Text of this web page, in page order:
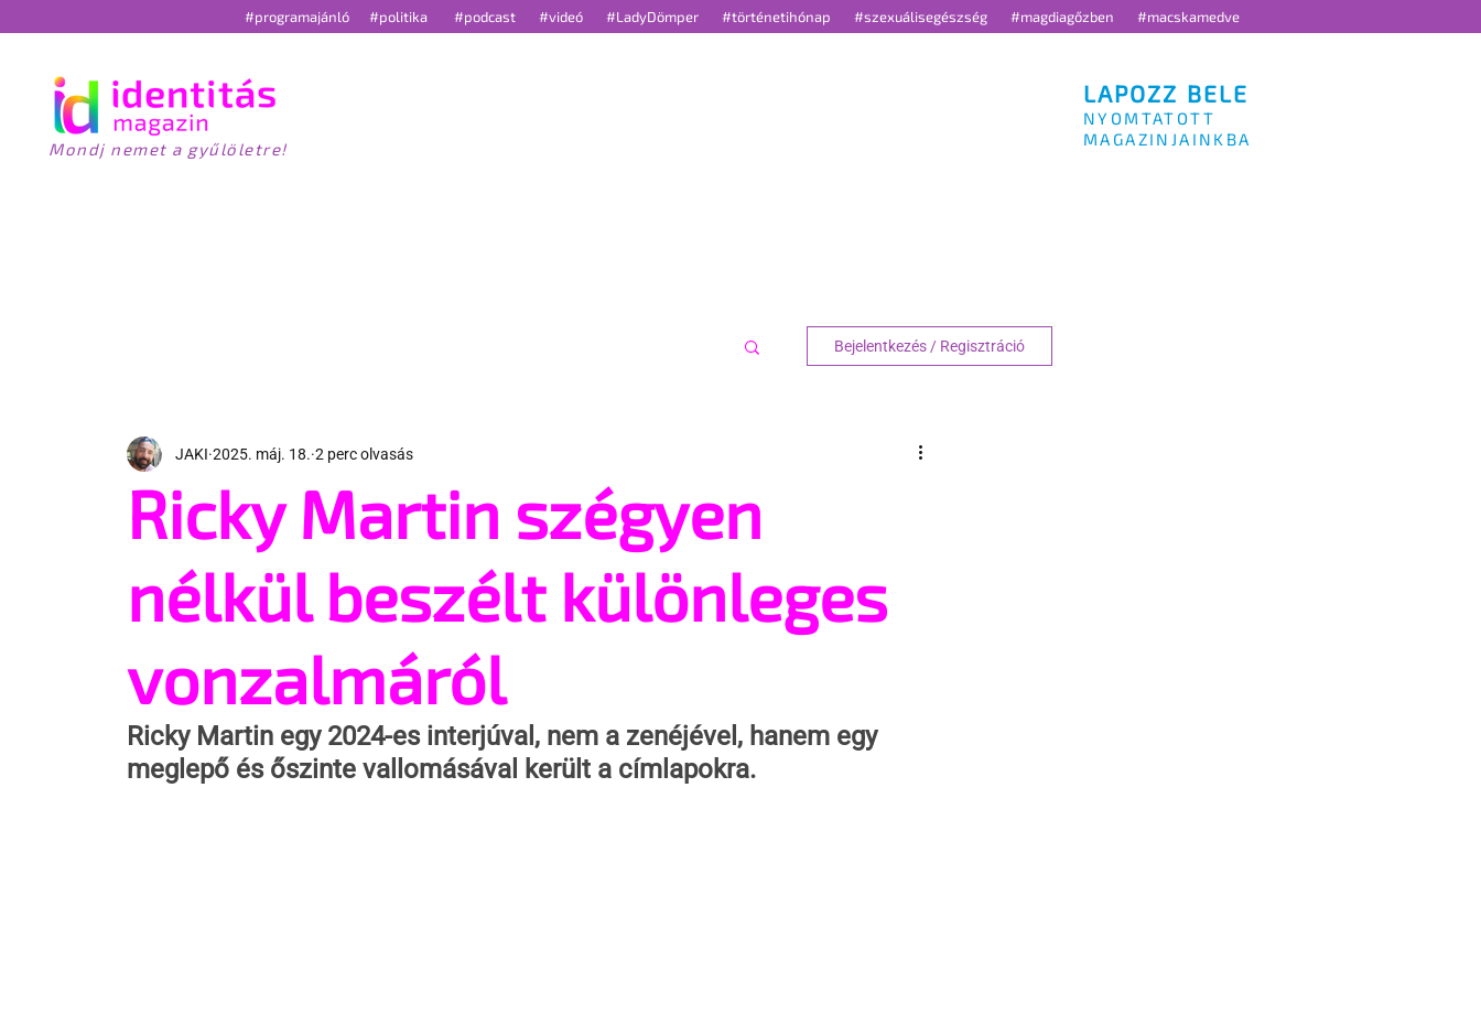
#programajánló #politika #podcast #videó #LadyDömper #történetihónap #szexuálisegészség #magdiagőzben #macskamedve
Mondj nemet a gyűlöletre!
LAPOZZ BELE
NYOMTATOTT
MAGAZINJAINKBA
Bejelentkezés / Regisztráció
Ricky Martin szégyen
nélkül beszélt különleges
vonzalmáról
JAKI 2025. máj. 18. 2 perc olvasás
Ricky Martin egy 2024-es interjúval, nem a zenéjével, hanem egy
meglepő és őszinte vallomásával került a címlapokra.